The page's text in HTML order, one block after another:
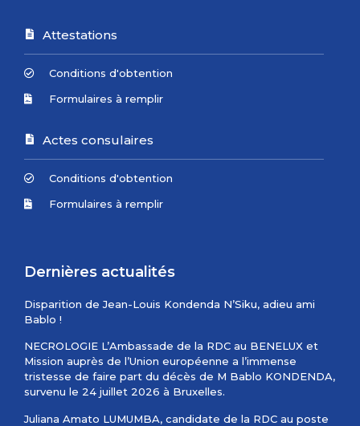
Attestations
Conditions d'obtention
Formulaires à remplir
Actes consulaires
Conditions d'obtention
Formulaires à remplir
Dernières actualités
Disparition de Jean-Louis Kondenda N’Siku, adieu ami
Bablo !
NECROLOGIE L’Ambassade de la RDC au BENELUX et
Mission auprès de l’Union européenne a l’immense
tristesse de faire part du décès de M Bablo KONDENDA,
survenu le 24 juillet 2026 à Bruxelles.
Juliana Amato LUMUMBA, candidate de la RDC au poste